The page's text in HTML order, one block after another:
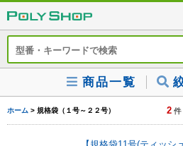
商品一覧
ホーム > 規格袋（１号～２２号） 2 件